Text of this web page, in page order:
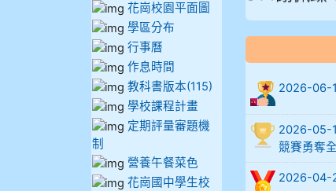
902蘇奕愷
903陳品帆
904彭子庭
905蔣昇和
905周沛蓉
2026-06-
2026-05-
競賽勇奪
2026-04-
花崗校園平面圖
學區分布
行事曆
作息時間
教科書版本(115)
學校課程計畫
定期評量審題機
制
營養午餐菜色
花崗國中學生校